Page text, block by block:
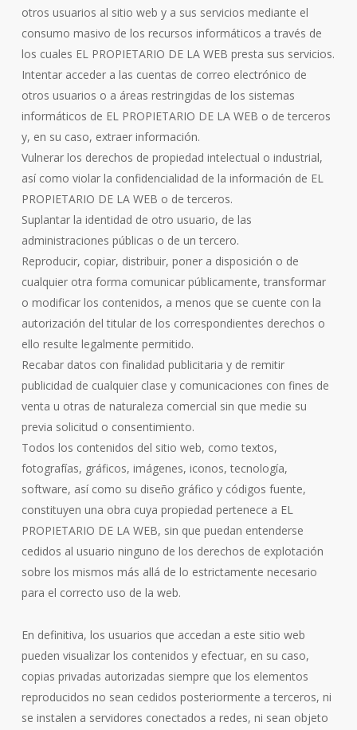
otros usuarios al sitio web y a sus servicios mediante el
consumo masivo de los recursos informáticos a través de
los cuales EL PROPIETARIO DE LA WEB presta sus servicios.
Intentar acceder a las cuentas de correo electrónico de
otros usuarios o a áreas restringidas de los sistemas
informáticos de EL PROPIETARIO DE LA WEB o de terceros
y, en su caso, extraer información.
Vulnerar los derechos de propiedad intelectual o industrial,
así como violar la confidencialidad de la información de EL
PROPIETARIO DE LA WEB o de terceros.
Suplantar la identidad de otro usuario, de las
administraciones públicas o de un tercero.
Reproducir, copiar, distribuir, poner a disposición o de
cualquier otra forma comunicar públicamente, transformar
o modificar los contenidos, a menos que se cuente con la
autorización del titular de los correspondientes derechos o
ello resulte legalmente permitido.
Recabar datos con finalidad publicitaria y de remitir
publicidad de cualquier clase y comunicaciones con fines de
venta u otras de naturaleza comercial sin que medie su
previa solicitud o consentimiento.
Todos los contenidos del sitio web, como textos,
fotografías, gráficos, imágenes, iconos, tecnología,
software, así como su diseño gráfico y códigos fuente,
constituyen una obra cuya propiedad pertenece a EL
PROPIETARIO DE LA WEB, sin que puedan entenderse
cedidos al usuario ninguno de los derechos de explotación
sobre los mismos más allá de lo estrictamente necesario
para el correcto uso de la web.
En definitiva, los usuarios que accedan a este sitio web
pueden visualizar los contenidos y efectuar, en su caso,
copias privadas autorizadas siempre que los elementos
reproducidos no sean cedidos posteriormente a terceros, ni
se instalen a servidores conectados a redes, ni sean objeto